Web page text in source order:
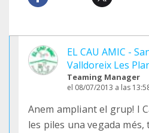
EL CAU AMIC -
Valldoreix Les
Teaming Manager
el 08/07/2013 a las
Anem ampliant el grup! I
les piles una vegada